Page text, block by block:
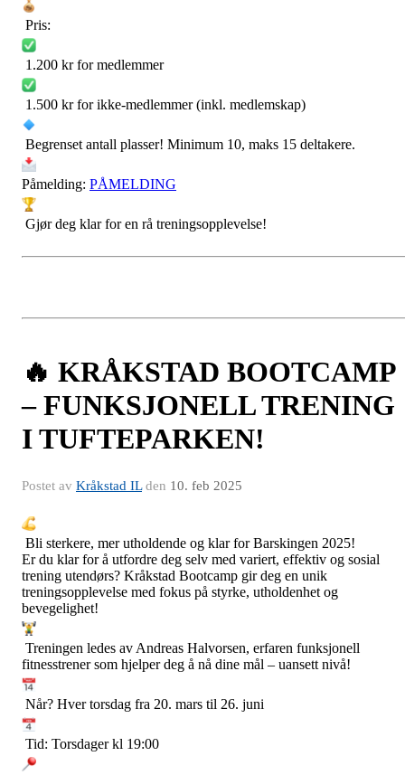
Pris:
1.200 kr for medlemmer
1.500 kr for ikke-medlemmer (inkl. medlemskap)
Begrenset antall plasser! Minimum 10, maks 15 deltakere.
Påmelding: PÅMELDING
Gjør deg klar for en rå treningsopplevelse!
🔥 KRÅKSTAD BOOTCAMP
– FUNKSJONELL TRENING
I TUFTEPARKEN!
Postet av Kråkstad ILden 10. feb 2025
Bli sterkere, mer utholdende og klar for Barskingen 2025!
Er du klar for å utfordre deg selv med variert, effektiv og sosial
trening utendørs? Kråkstad Bootcamp gir deg en unik
treningsopplevelse med fokus på styrke, utholdenhet og
bevegelighet!
Treningen ledes av Andreas Halvorsen, erfaren funksjonell
fitnesstrener som hjelper deg å nå dine mål – uansett nivå!
Når? Hver torsdag fra 20. mars til 26. juni
Tid: Torsdager kl 19:00